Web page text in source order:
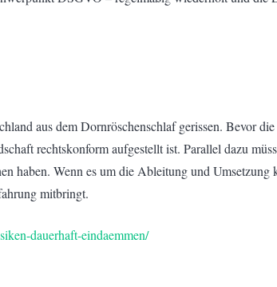
aus dem Dornröschenschlaf gerissen. Bevor
rechtskonform aufgestellt ist. Parallel dazu
haben. Wenn es um die Ableitung und Umsetzung
mitbringt.
dauerhaft-eindaemmen/